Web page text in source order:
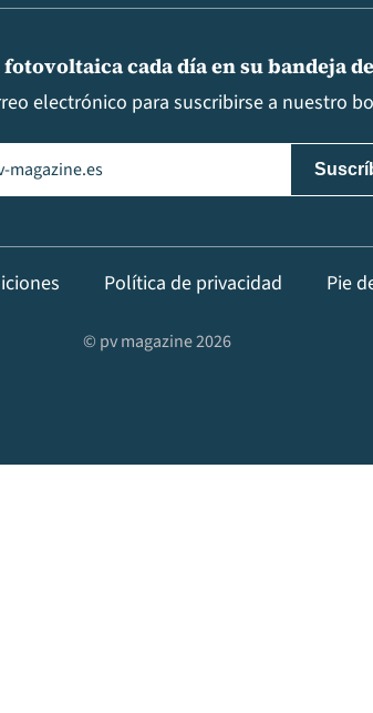
cada día en su bandeja
electrónico para suscribirse a nuestro
Política de privacidad Pie
© pv magazine 2026